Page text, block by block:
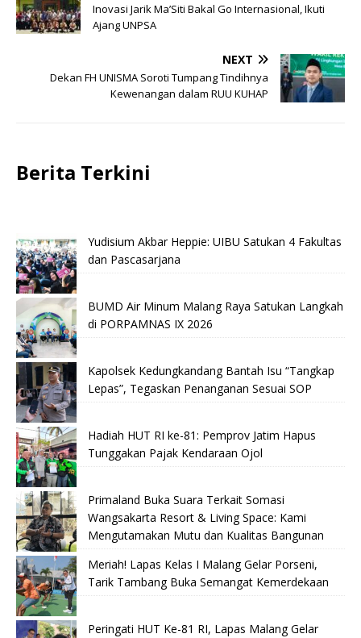
Inovasi Jarik Ma’Siti Bakal Go Internasional, Ikuti
Ajang UNPSA
NEXT
Dekan FH UNISMA Soroti Tumpang Tindihnya
Kewenangan dalam RUU KUHAP
Berita Terkini
Yudisium Akbar Heppie: UIBU Satukan 4 Fakultas
dan Pascasarjana
BUMD Air Minum Malang Raya Satukan Langkah
di PORPAMNAS IX 2026
Kapolsek Kedungkandang Bantah Isu “Tangkap
Lepas”, Tegaskan Penanganan Sesuai SOP
Hadiah HUT RI ke-81: Pemprov Jatim Hapus
Tunggakan Pajak Kendaraan Ojol
Primaland Buka Suara Terkait Somasi
Wangsakarta Resort & Living Space: Kami
Mengutamakan Mutu dan Kualitas Bangunan
Meriah! Lapas Kelas I Malang Gelar Porseni,
Tarik Tambang Buka Semangat Kemerdekaan
Peringati HUT Ke-81 RI, Lapas Malang Gelar